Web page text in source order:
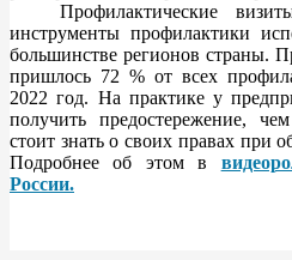
Профилактические
инструменты профилактики
большинстве регионов страны.
пришлось 72 % от всех
2022 год. На практике у
получить предостережение,
стоит знать о своих правах при
Подробнее об этом в
России.